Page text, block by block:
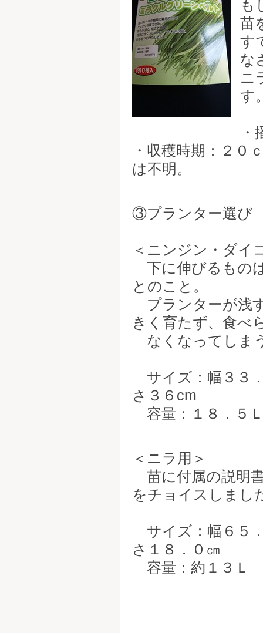
も
苗
す
な
ニ
す
・
・収穫時期：２０
は不明。
③プランター選び
＜ニンジン・ダイ
下に伸びるもの
とのこと。
プランターが浅
きく育たず、食べ
なくなってしま
サイズ：幅３３
さ３６cm
容量：１８．５
＜ニラ用＞
苗に付属の説明
をチョイスしまし
サイズ：幅６５
さ１８．０㎝
容量：約１３Ｌ